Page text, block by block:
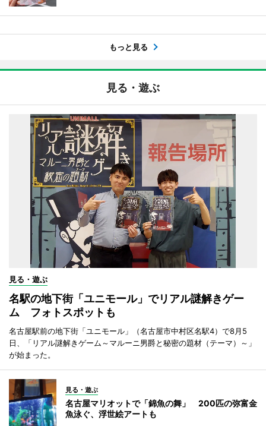
もっと見る
見る・遊ぶ
見る・遊ぶ
名駅の地下街「ユニモール」でリアル謎解きゲー
ム フォトスポットも
名古屋駅前の地下街「ユニモール」（名古屋市中村区名駅4）で8月5
日、「リアル謎解きゲーム～マルーニ男爵と秘密の題材（テーマ）～」
が始まった。
見る・遊ぶ
名古屋マリオットで「錦魚の舞」 200匹の弥富金
魚泳ぐ、浮世絵アートも